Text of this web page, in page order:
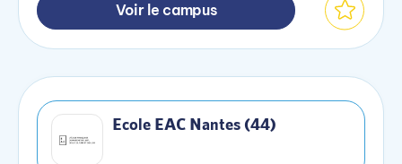
Voir le campus
Ecole EAC Nantes (44)